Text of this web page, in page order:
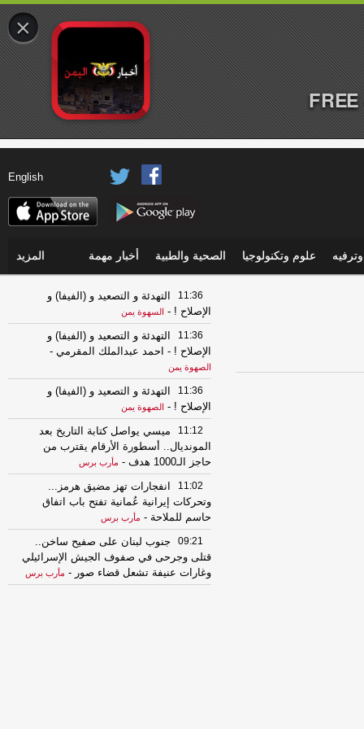
English
علوم وتكنولوجيا الصحية والطبية أخبار مهمة المزيد
11:36
التهدئة و التصعيد و (الفيفا) و
الإصلاح ! - السهوة يمن
11:36
التهدئة و التصعيد و (الفيفا) و
الإصلاح ! - احمد عبدالملك المقرمي -
الصهوة يمن
11:36
التهدئة و التصعيد و (الفيفا) و
الإصلاح ! - الصهوة يمن
11:12
ميسي يواصل كتابة التاريخ بعد
المونديال.. أسطورة الأرقام يقترب من
حاجز الـ1000 هدف
- مأرب برس
11:02
انفجارات تهز مضيق هرمز...
وتحركات إيرانية عُمانية تفتح باب اتفاق
حاسم للملاحة - مأرب برس
09:21
جنوب لبنان على صفيح ساخن..
قتلى وجرحى في صفوف الجيش الإسرائيلي
وغارات عنيفة تشعل قضاء صور - مأرب برس
×